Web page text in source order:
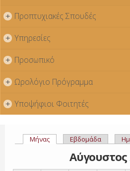
+ Προπτυχιακές Σπουδές
+ Υπηρεσίες
+ Προσωπικό
+ Ωρολόγιο Πρόγραμμα
+ Υποψήφιοι Φοιτητές
Πρωτεύουσες
Μήνας(ενεργή καρτέλα)
Εβδομάδα
Αύγουστος